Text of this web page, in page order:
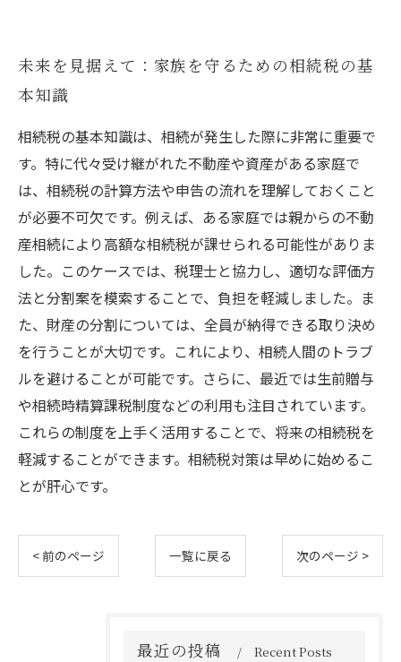
未来を見据えて：家族を守るための相続税の基
本知識
相続税の基本知識は、相続が発生した際に非常に重要で
す。特に代々受け継がれた不動産や資産がある家庭で
は、相続税の計算方法や申告の流れを理解しておくこと
が必要不可欠です。例えば、ある家庭では親からの不動
産相続により高額な相続税が課せられる可能性がありま
した。このケースでは、税理士と協力し、適切な評価方
法と分割案を模索することで、負担を軽減しました。ま
た、財産の分割については、全員が納得できる取り決め
を行うことが大切です。これにより、相続人間のトラブ
ルを避けることが可能です。さらに、最近では生前贈与
や相続時精算課税制度などの利用も注目されています。
これらの制度を上手く活用することで、将来の相続税を
軽減することができます。相続税対策は早めに始めるこ
とが肝心です。
< 前のページ 一覧に戻る 次のページ >
最近の投稿 Recent Posts